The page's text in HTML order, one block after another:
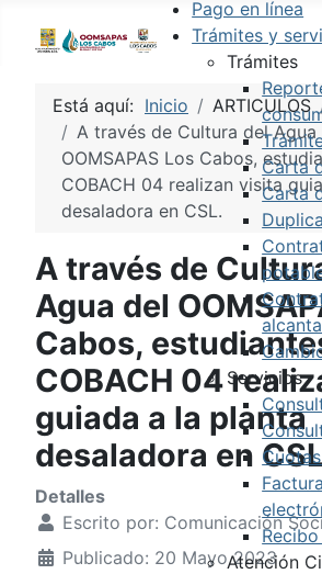
Pago en línea
Trámites y
Trámites
Carta
Carta
Servicios
Atención
Está aquí: Inicio ARTICULOS
A través de Cultura del Agua
OOMSAPAS Los Cabos,
COBACH 04 realizan visita
desaladora en CSL.
A través de
Agua del
Cabos,
COBACH 04
guiada a la planta
desaladora en
Detalles
Escrito por: Comunicación
Publicado: 20 Mayo 2023